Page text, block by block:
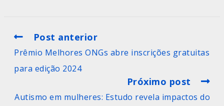
Post anterior
Prêmio Melhores ONGs abre inscrições gratuitas
para edição 2024
Próximo post
Autismo em mulheres: Estudo revela impactos do